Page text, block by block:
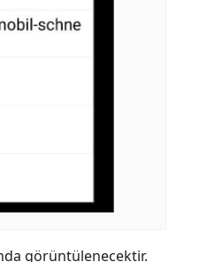
görüntülenecektir.